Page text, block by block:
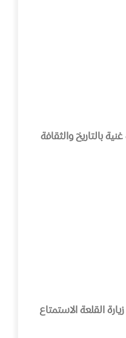
بالتاريخ والثقافة
القلعة الاستمتاع